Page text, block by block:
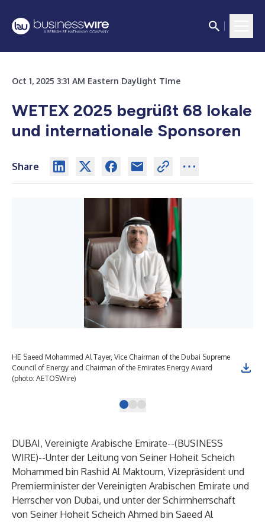
Oct 1, 2025 3:31 AM Eastern Daylight Time
WETEX 2025 begrüßt 68 lokale
und internationale Sponsoren
Share
HE Saeed Mohammed Al Tayer, Vice Chairman of the Dubai Supreme
Council of Energy and Chairman of the Emirates Energy Award
(photo: AETOSWire)
DUBAI, Vereinigte Arabische Emirate--(BUSINESS
WIRE)--Unter der Leitung von Seiner Hoheit Scheich
Mohammed bin Rashid Al Maktoum, Vizepräsident und
Premierminister der Vereinigten Arabischen Emirate und
Herrscher von Dubai, und unter der Schirmherrschaft
von Seiner Hoheit Scheich Ahmed bin Saeed Al